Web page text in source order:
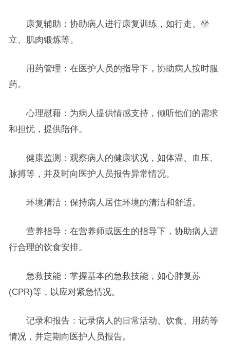
康复辅助：协助病人进行康复训练，如行走、坐
立、肌肉锻炼等。
用药管理：在医护人员的指导下，协助病人按时服
药。
心理慰藉：为病人提供情感支持，倾听他们的需求
和担忧，提供陪伴。
健康监测：观察病人的健康状况，如体温、血压、
脉搏等，并及时向医护人员报告异常情况。
环境清洁：保持病人居住环境的清洁和舒适。
营养指导：在营养师或医生的指导下，协助病人进
行合理的饮食安排。
急救技能：掌握基本的急救技能，如心肺复苏
(CPR)等，以应对紧急情况。
记录和报告：记录病人的日常活动、饮食、用药等
情况，并定期向医护人员报告。